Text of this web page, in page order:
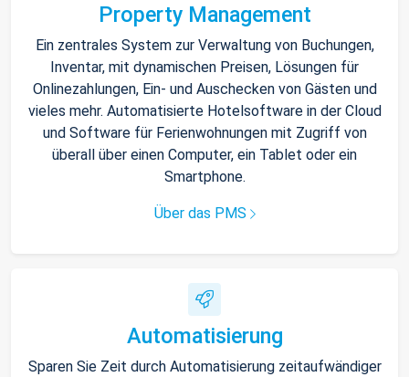
Property Management
Ein zentrales System zur Verwaltung von Buchungen,
Inventar, mit dynamischen Preisen, Lösungen für
Onlinezahlungen, Ein- und Auschecken von Gästen und
vieles mehr. Automatisierte Hotelsoftware in der Cloud
und Software für Ferienwohnungen mit Zugriff von
überall über einen Computer, ein Tablet oder ein
Smartphone.
Über das PMS
Automatisierung
Sparen Sie Zeit durch Automatisierung zeitaufwändiger